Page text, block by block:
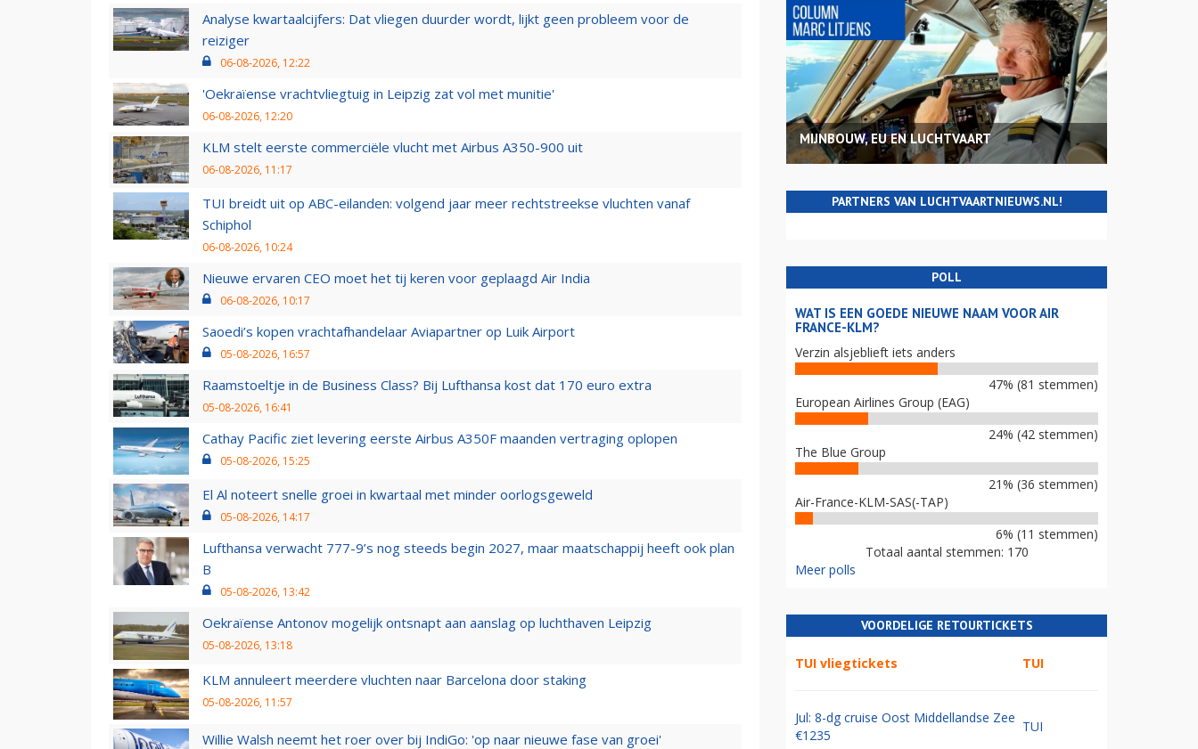
Analyse kwartaalcijfers: Dat vliegen duurder wordt, lijkt geen probleem voor de
reiziger
06-08-2026, 12:22
'Oekraïense vrachtvliegtuig in Leipzig zat vol met munitie'
06-08-2026, 12:20
KLM stelt eerste commerciële vlucht met Airbus A350-900 uit
06-08-2026, 11:17
TUI breidt uit op ABC-eilanden: volgend jaar meer rechtstreekse vluchten vanaf
Schiphol
06-08-2026, 10:24
Nieuwe ervaren CEO moet het tij keren voor geplaagd Air India
06-08-2026, 10:17
Saoedi’s kopen vrachtafhandelaar Aviapartner op Luik Airport
05-08-2026, 16:57
Raamstoeltje in de Business Class? Bij Lufthansa kost dat 170 euro extra
05-08-2026, 16:41
Cathay Pacific ziet levering eerste Airbus A350F maanden vertraging oplopen
05-08-2026, 15:25
El Al noteert snelle groei in kwartaal met minder oorlogsgeweld
05-08-2026, 14:17
Lufthansa verwacht 777-9’s nog steeds begin 2027, maar maatschappij heeft ook plan
B
05-08-2026, 13:42
Oekraïense Antonov mogelijk ontsnapt aan aanslag op luchthaven Leipzig
05-08-2026, 13:18
KLM annuleert meerdere vluchten naar Barcelona door staking
05-08-2026, 11:57
Willie Walsh neemt het roer over bij IndiGo: 'op naar nieuwe fase van groei'
MIJNBOUW, EU EN LUCHTVAART
PARTNERS VAN LUCHTVAARTNIEUWS.NL!
POLL
WAT IS EEN GOEDE NIEUWE NAAM VOOR AIR
FRANCE-KLM?
Verzin alsjeblieft iets anders
47% (81 stemmen)
European Airlines Group (EAG)
24% (42 stemmen)
The Blue Group
21% (36 stemmen)
Air-France-KLM-SAS(-TAP)
6% (11 stemmen)
Totaal aantal stemmen: 170
Meer polls
VOORDELIGE RETOURTICKETS
TUI vliegtickets TUI
Jul: 8-dg cruise Oost Middellandse Zee
€1235
TUI